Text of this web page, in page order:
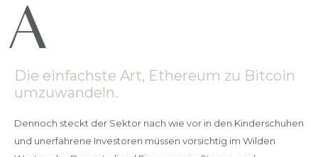
Die einfachste Art, Ethereum zu Bitcoin
umzuwandeln.
Dennoch steckt der Sektor nach wie vor in den Kinderschuhen
und unerfahrene Investoren müssen vorsichtig im Wilden